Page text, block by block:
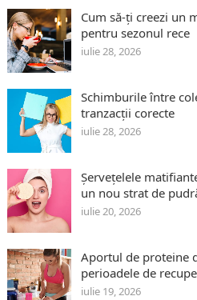
Cum să-ți creezi un
pentru sezonul rece
iulie 28, 2026
Schimburile între
tranzacții corecte
iulie 28, 2026
Șervețelele
un nou strat de
iulie 20, 2026
Aportul de proteine
perioadele de
iulie 19, 2026